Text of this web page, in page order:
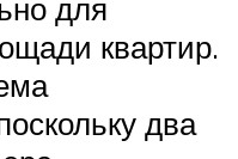
для
квартир.
два